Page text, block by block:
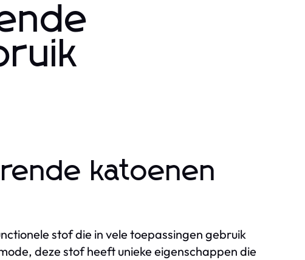
katoenen
stof die in vele toepassingen gebruik
deze stof heeft unieke eigenschappen die